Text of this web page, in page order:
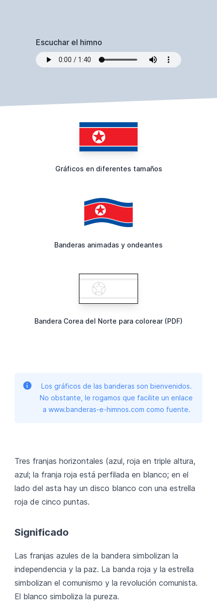
Escuchar el himno
Gráficos en diferentes tamaños
Banderas animadas y ondeantes
Bandera Corea del Norte para colorear (PDF)
Los gráficos de las banderas son bienvenidos.
No obstante, le rogamos que facilite un enlace
a www.banderas-e-himnos.com como fuente.
Tres franjas horizontales (azul, roja en triple altura,
azul; la franja roja está perfilada en blanco; en el
lado del asta hay un disco blanco con una estrella
roja de cinco puntas.
Significado
Las franjas azules de la bandera simbolizan la
independencia y la paz. La banda roja y la estrella
simbolizan el comunismo y la revolución comunista.
El blanco simboliza la pureza.